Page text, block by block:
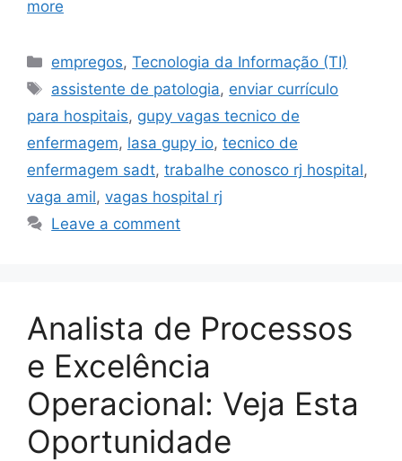
more
Categories
empregos,Tecnologia da Informação (TI)
Tags
assistente de patologia, enviar currículo
para hospitais, gupy vagas tecnico de
enfermagem, lasa gupy io, tecnico de
enfermagem sadt, trabalhe conosco rj hospital,
vaga amil, vagas hospital rj
Leave a comment
Analista de Processos
e Excelência
Operacional: Veja Esta
Oportunidade